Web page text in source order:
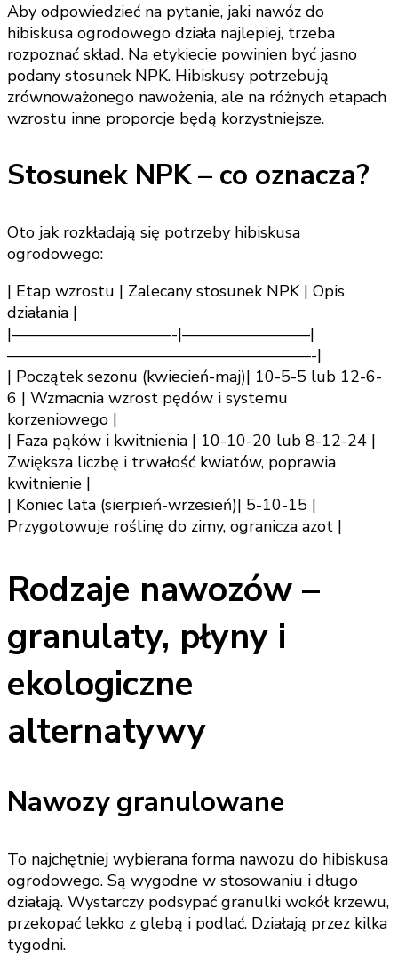
Aby odpowiedzieć na pytanie, jaki nawóz do
hibiskusa ogrodowego działa najlepiej, trzeba
rozpoznać skład. Na etykiecie powinien być jasno
podany stosunek NPK. Hibiskusy potrzebują
zrównoważonego nawożenia, ale na różnych etapach
wzrostu inne proporcje będą korzystniejsze.
Stosunek NPK – co oznacza?
Oto jak rozkładają się potrzeby hibiskusa
ogrodowego:
| Etap wzrostu | Zalecany stosunek NPK | Opis
działania |
|——————————-|————————|
———————————————————-|
| Początek sezonu (kwiecień-maj)| 10-5-5 lub 12-6-
6 | Wzmacnia wzrost pędów i systemu
korzeniowego |
| Faza pąków i kwitnienia | 10-10-20 lub 8-12-24 |
Zwiększa liczbę i trwałość kwiatów, poprawia
kwitnienie |
| Koniec lata (sierpień-wrzesień)| 5-10-15 |
Przygotowuje roślinę do zimy, ogranicza azot |
Rodzaje nawozów –
granulaty, płyny i
ekologiczne
alternatywy
Nawozy granulowane
To najchętniej wybierana forma nawozu do hibiskusa
ogrodowego. Są wygodne w stosowaniu i długo
działają. Wystarczy podsypać granulki wokół krzewu,
przekopać lekko z glebą i podlać. Działają przez kilka
tygodni.